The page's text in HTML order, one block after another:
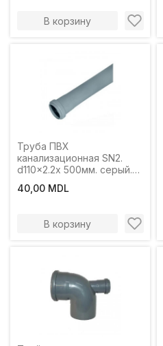
В корзину
Труба ПВХ
канализационная SN2.
d110x2.2x 500мм. серый.
40,00 MDL
В корзину